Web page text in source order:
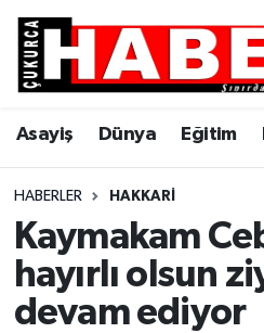
Asayiş Dünya Eğitim
HABERLER HAKKARI
Kaymakam
hayırlı olsun
devam ediyor
Asayiş
Dünya
Eğitim
Ekonomi
Genel
Hava Durumu
Trafik Durumu
Süper Lig Puan Durumu
Tüm Manşetler
Son Dakika Haberleri